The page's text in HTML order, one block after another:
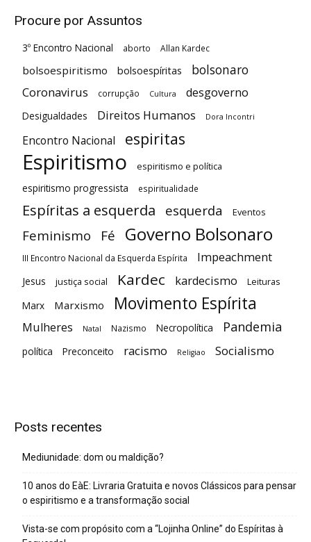
Procure por Assuntos
3º Encontro Nacional aborto Allan Kardec
bolsoespiritismo bolsoespíritas bolsonaro
Coronavirus corrupção Cultura desgoverno
Desigualdades Direitos Humanos Dora Incontri
Encontro Nacional espiritas
Espiritismo espiritismo e política
espiritismo progressista espiritualidade
Espíritas a esquerda esquerda Eventos
Feminismo Fé Governo Bolsonaro
III Encontro Nacional da Esquerda Espírita Impeachment
Jesus justiça social Kardec kardecismo Leituras
Marx Marxismo Movimento Espírita
Mulheres Natal Nazismo Necropolítica Pandemia
política Preconceito racismo Religiao Socialismo
Posts recentes
Mediunidade: dom ou maldição?
10 anos do EàE: Livraria Gratuita e novos Clássicos para pensar
o espiritismo e a transformação social
Vista-se com propósito com a “Lojinha Online” do Espíritas à